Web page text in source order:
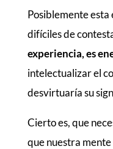
Posiblemente esta
difíciles de
experiencia, es
intelectualizar el
desvirtuaría su
Cierto es, que
que nuestra